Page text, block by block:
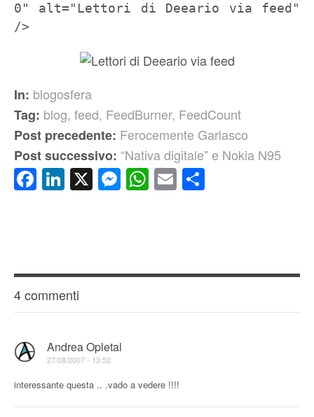
0" alt="Lettori di Deeario via feed"
/>
In: blogosfera
Tag: blog, feed, FeedBurner, FeedCount
Post precedente: Ferocemente Garlasco
Post successivo: “Nativa digitale” e Nokia N95
Facebook
LinkedIn
X Messenger
WhatsApp
Email
4 commenti
Andrea Opletal
27/08/2007 - 13:52
interessante questa .. .vado a vedere !!!!